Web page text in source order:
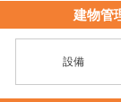
建物管
設備